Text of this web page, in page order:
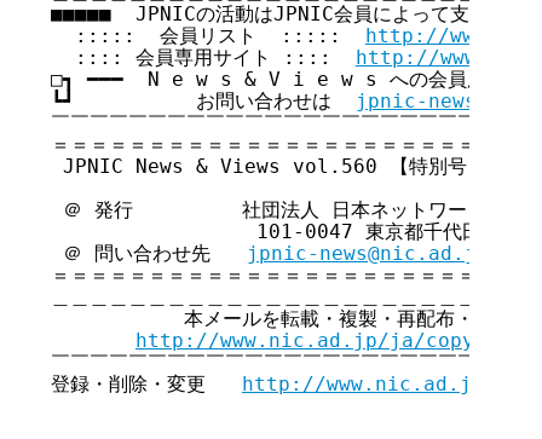
■■■■■  JPNICの活動はJPNIC会員によって支えら
  :::::  会員リスト  :::::
http://
  :::: 会員専用サイト ::::
http://
□┓ ━━━  N e w s & V i e w s への会員広告無料
┗┛          お問い合わせは
jpnic-
￣￣￣￣￣￣￣￣￣￣￣￣￣￣￣￣￣￣￣￣￣￣￣￣
＝＝＝＝＝＝＝＝＝＝＝＝＝＝＝＝＝＝＝＝＝＝＝＝
JPNIC News & Views vol.560 【特別号】
＠ 発行         社団法人 日本ネットワークインフ
101-0047 東京都千代田区内神
＠ 問い合わせ先
jpnic-news@nic.ad.jp
＝＝＝＝＝＝＝＝＝＝＝＝＝＝＝＝＝＝＝＝＝＝＝＝
本メールを転載・複製・再配布・引用さ
http://www.nic.ad.jp/ja/
￣￣￣￣￣￣￣￣￣￣￣￣￣￣￣￣￣￣￣￣￣￣￣￣
登録・削除・変更 http://www.nic.ad.jp/ja/